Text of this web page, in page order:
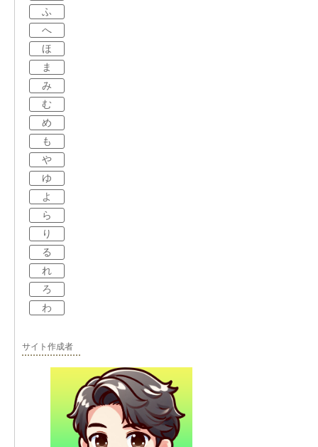
ふ
へ
ほ
ま
み
む
め
も
や
ゆ
よ
ら
り
る
れ
ろ
わ
サイト作成者